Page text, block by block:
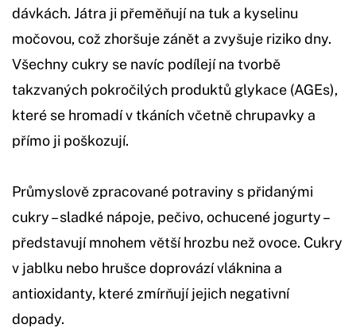
dávkách. Játra ji přeměňují na tuk a kyselinu
močovou, což zhoršuje zánět a zvyšuje riziko dny.
Všechny cukry se navíc podílejí na tvorbě
takzvaných pokročilých produktů glykace (AGEs),
které se hromadí v tkáních včetně chrupavky a
přímo ji poškozují.
Průmyslově zpracované potraviny s přidanými
cukry – sladké nápoje, pečivo, ochucené jogurty –
představují mnohem větší hrozbu než ovoce. Cukry
v jablku nebo hrušce doprovází vláknina a
antioxidanty, které zmírňují jejich negativní
dopady.